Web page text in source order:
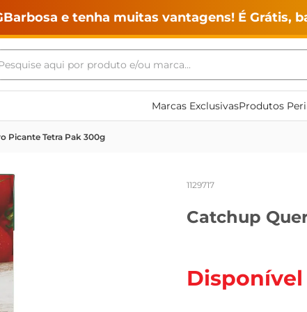
e tenha muitas vantagens! É Grátis,
aqui por produto e/ou marca...
Marcas ExclusivasProdutos
Picante Tetra Pak 300g
1129717
Catchup
Termos mais buscados
maquina lavar
café